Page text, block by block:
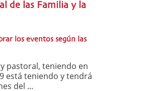
de las Familia y la
los eventos según las
pastoral, teniendo en
está teniendo y tendrá
del ...